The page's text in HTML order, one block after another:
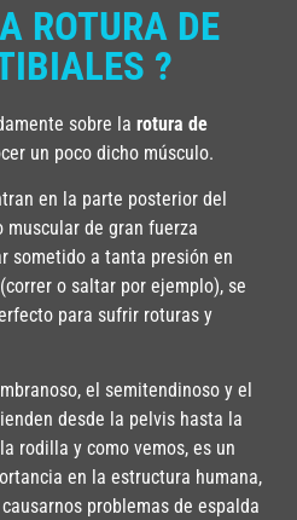
ROTURA DE
?
sobre la rotura de
un poco dicho músculo.
en la parte posterior del
muscular de gran fuerza
sometido a tanta presión en
o saltar por ejemplo), se
para sufrir roturas y
el semitendinoso y el
desde la pelvis hasta la
rodilla y como vemos, es un
en la estructura humana,
problemas de espalda